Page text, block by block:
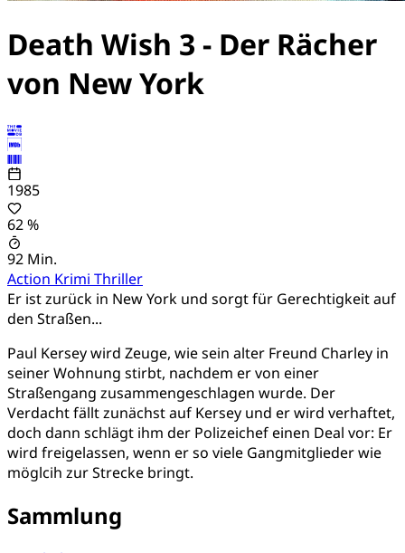
Death Wish 3 - Der Rächer
von New York
1985
62 %
92 Min.
Action Krimi Thriller
Er ist zurück in New York und sorgt für Gerechtigkeit auf
den Straßen...
Paul Kersey wird Zeuge, wie sein alter Freund Charley in
seiner Wohnung stirbt, nachdem er von einer
Straßengang zusammengeschlagen wurde. Der
Verdacht fällt zunächst auf Kersey und er wird verhaftet,
doch dann schlägt ihm der Polizeichef einen Deal vor: Er
wird freigelassen, wenn er so viele Gangmitglieder wie
möglcih zur Strecke bringt.
Sammlung